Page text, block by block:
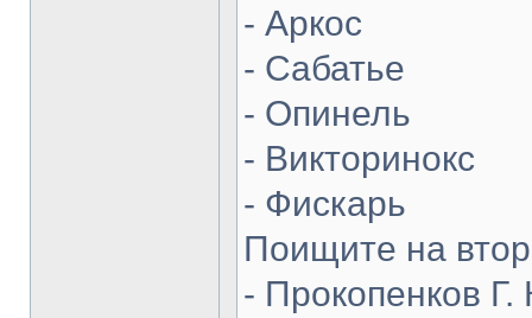
- Аркос
- Сабатье
- Опинель
- Викторинокс
- Фискарь
Поищите на
- Прокопенков Г.